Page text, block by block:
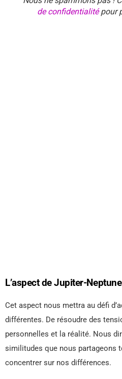
de confidentialitépour
L’aspect de Jupiter-
Cet aspect nous mettra au défi
différentes. De résoudre des
personnelles et la réalité. Nous
similitudes que nous partageons
concentrer sur nos différences.